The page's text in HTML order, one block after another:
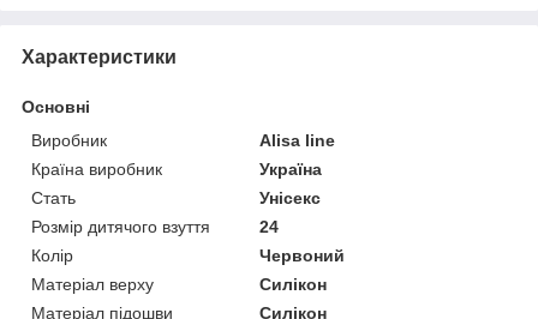
Характеристики
Основні
Виробник
Alisa line
Країна виробник
Україна
Стать
Унісекс
Розмір дитячого взуття
24
Колір
Червоний
Матеріал верху
Силікон
Матеріал підошви
Силікон